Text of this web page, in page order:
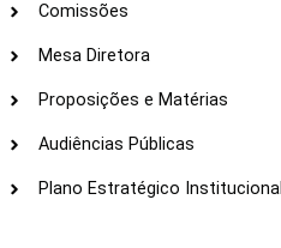
Comissões
Mesa Diretora
Proposições e Matérias
Audiências Públicas
Plano Estratégico Institucional